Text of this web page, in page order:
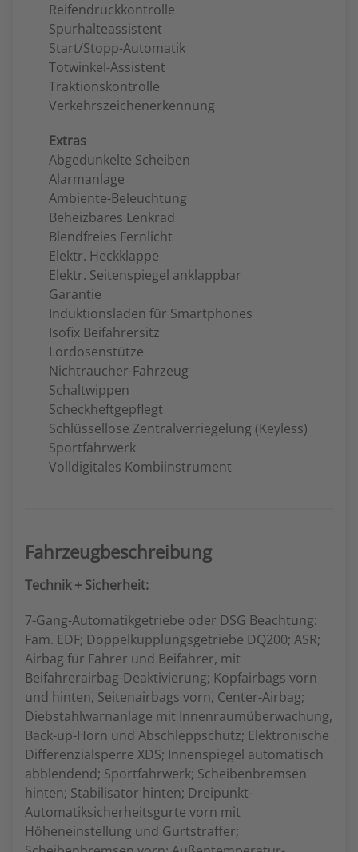
Reifendruckkontrolle
Spurhalteassistent
Start/Stopp-Automatik
Totwinkel-Assistent
Traktionskontrolle
Verkehrszeichenerkennung
Extras
Abgedunkelte Scheiben
Alarmanlage
Ambiente-Beleuchtung
Beheizbares Lenkrad
Blendfreies Fernlicht
Elektr. Heckklappe
Elektr. Seitenspiegel anklappbar
Garantie
Induktionsladen für Smartphones
Isofix Beifahrersitz
Lordosenstütze
Nichtraucher-Fahrzeug
Schaltwippen
Scheckheftgepflegt
Schlüssellose Zentralverriegelung (Keyless)
Sportfahrwerk
Volldigitales Kombiinstrument
Fahrzeugbeschreibung
Technik + Sicherheit:
7-Gang-Automatikgetriebe oder DSG Beachtung:
Fam. EDF; Doppelkupplungsgetriebe DQ200; ASR;
Airbag für Fahrer und Beifahrer, mit
Beifahrerairbag-Deaktivierung; Kopfairbags vorn
und hinten, Seitenairbags vorn, Center-Airbag;
Diebstahlwarnanlage mit Innenraumüberwachung,
Back-up-Horn und Abschleppschutz; Elektronische
Differenzialsperre XDS; Innenspiegel automatisch
abblendend; Sportfahrwerk; Scheibenbremsen
hinten; Stabilisator hinten; Dreipunkt-
Automatiksicherheitsgurte vorn mit
Höheneinstellung und Gurtstraffer;